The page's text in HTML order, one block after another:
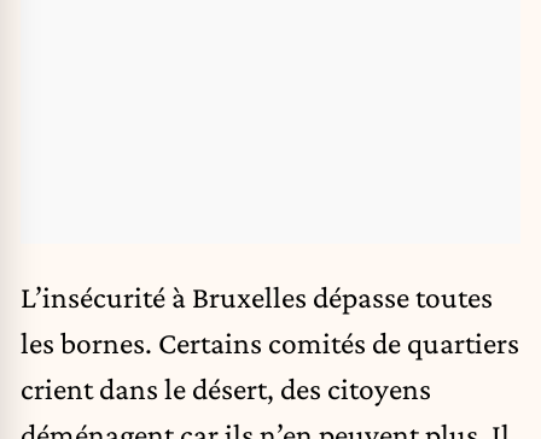
L’insécurité à Bruxelles dépasse toutes
les bornes. Certains comités de quartiers
crient dans le désert, des citoyens